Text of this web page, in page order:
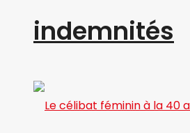
indemnités